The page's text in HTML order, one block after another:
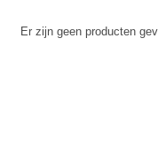
Er zijn geen producten